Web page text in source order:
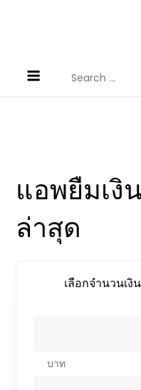
นอกระบบ
for:
เลือกจำนวนเงิ
บาท